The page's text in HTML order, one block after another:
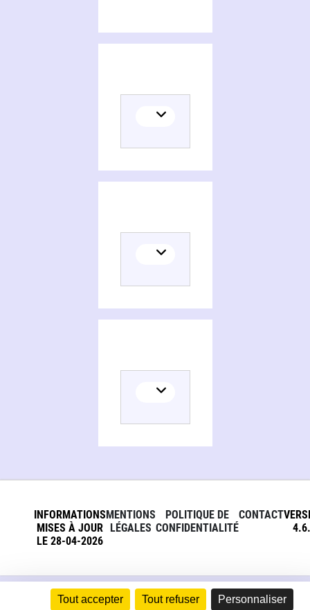
Tout accepter Tout refuser Personnaliser
INFORMATIONS
MISES À JOUR
LE 28-04-2026
MENTIONS
LÉGALES
POLITIQUE DE
CONFIDENTIALITÉ
CONTACT